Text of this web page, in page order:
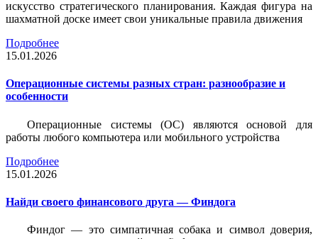
искусство стратегического планирования. Каждая фигура на
шахматной доске имеет свои уникальные правила движения
Подробнее
15.01.2026
Операционные системы разных стран: разнообразие и
особенности
Операционные системы (ОС) являются основой для
работы любого компьютера или мобильного устройства
Подробнее
15.01.2026
Найди своего финансового друга — Финдога
Финдог — это симпатичная собака и символ доверия,